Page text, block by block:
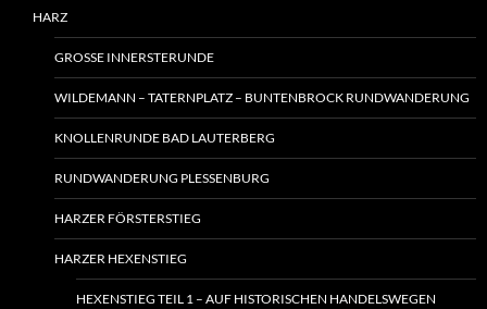
HARZ
GROSSE INNERSTERUNDE
WILDEMANN – TATERNPLATZ – BUNTENBROCK RUNDWANDERUNG
KNOLLENRUNDE BAD LAUTERBERG
RUNDWANDERUNG PLESSENBURG
HARZER FÖRSTERSTIEG
HARZER HEXENSTIEG
HEXENSTIEG TEIL 1 – AUF HISTORISCHEN HANDELSWEGEN